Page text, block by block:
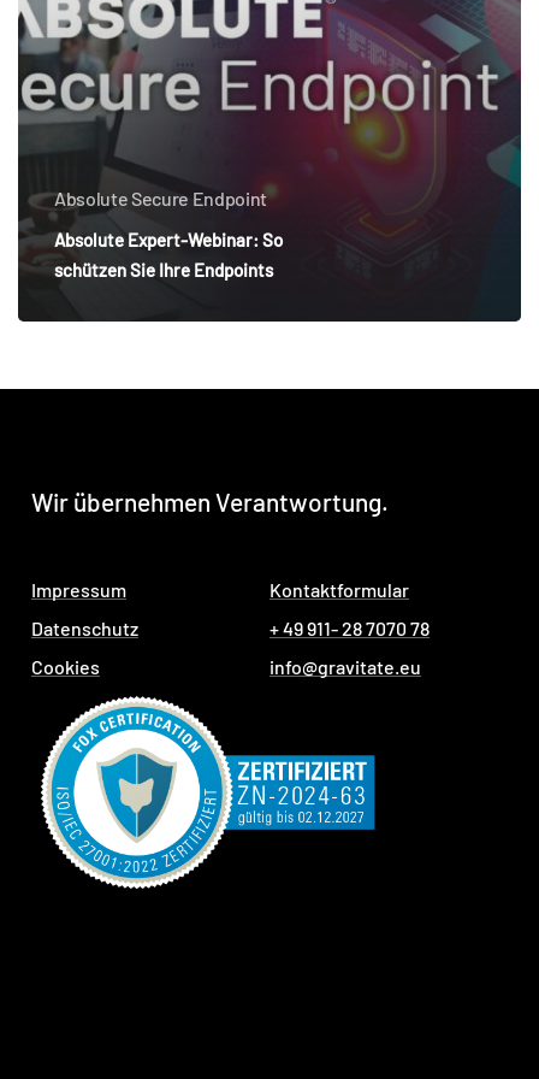
Ihre
Endpoints
Absolute Secure Endpoint
Absolute Expert-Webinar: So
schützen Sie Ihre Endpoints
Wir übernehmen Verantwortung.
Impressum
Datenschutz
Cookies
Kontaktformular
+ 49 911- 28 7070 78
info@gravitate.eu